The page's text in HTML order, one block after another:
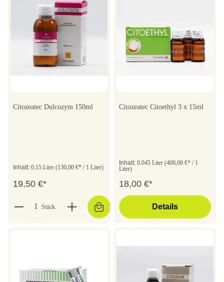
Citozeatec Dulcozym 150ml
Inhalt: 0.15 Liter (130,00 €* / 1 Liter)
19,50 €*
Stück
Citozeatec Citoethyl 3 x 15ml
Inhalt: 0.045 Liter (400,00 €* / 1
Liter)
18,00 €*
Details